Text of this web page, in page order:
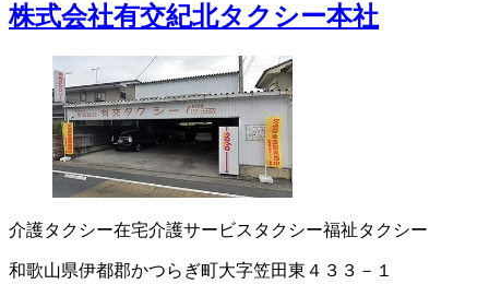
株式会社有交紀北タクシー本社
介護タクシー在宅介護サービス タクシー福祉タクシー
和歌山県伊都郡かつらぎ町大字笠田東４３３－１